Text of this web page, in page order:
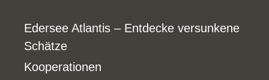
Edersee Atlantis – Entdecke versunkene
Schätze
Kooperationen